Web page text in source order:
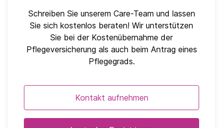
Schreiben Sie unserem Care-Team und lassen
Sie sich kostenlos beraten! Wir unterstützen
Sie bei der Kostenübernahme der
Pflegeversicherung als auch beim Antrag eines
Pflegegrads.
Kontakt aufnehmen